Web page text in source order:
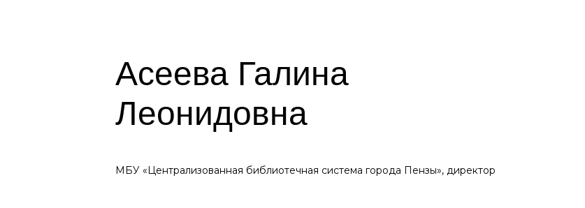
Асеева Галина
Леонидовна
МБУ «Централизованная библиотечная система города Пензы», директор